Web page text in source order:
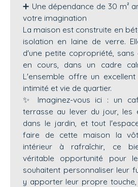
➕ Une dépendance de 30 m²
votre imagination
La maison est construite en
isolation en laine de verre.
d'une petite copropriété, sans
en cours, dans un cadre
L'ensemble offre un
intimité et vie de quartier.
✨ Imaginez-vous ici : un
terrasse au lever du jour, les
dans le jardin, et tout
faire de cette maison la
intérieur à rafraîchir, ce
véritable opportunité pour
souhaitent personnaliser leur
y apporter leur propre